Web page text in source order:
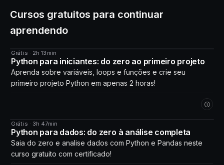
Cursos gratuitos para continuar
aprendendo
CURSO
Grátis · 2h 13min
Python para iniciantes: do zero ao primeiro projeto
Aprenda sobre variáveis, loops e funções e crie seu
primeiro projeto Python em apenas 2 horas!
CURSO
Grátis · 3h 47min
Python para dados: do zero à análise completa
Saia do zero e analise dados com Python e Pandas neste
curso gratuito com certificado!